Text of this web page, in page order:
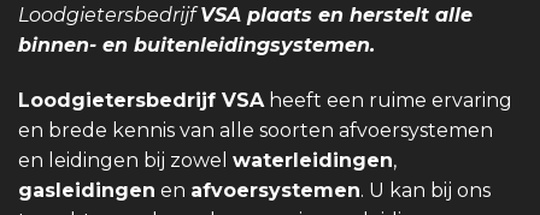
LoodgietersbedrijfVSA plaats en herstelt alle
binnen- en buitenleidingsystemen.
Loodgietersbedrijf VSA heeft een ruime ervaring
en brede kennis van alle soorten afvoersystemen
en leidingen bij zowel waterleidingen,
gasleidingen en afvoersystemen. U kan bij ons